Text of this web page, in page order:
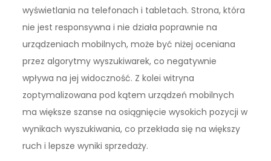
wyświetlania na telefonach i tabletach. Strona, która
nie jest responsywna i nie działa poprawnie na
urządzeniach mobilnych, może być niżej oceniana
przez algorytmy wyszukiwarek, co negatywnie
wpływa na jej widoczność. Z kolei witryna
zoptymalizowana pod kątem urządzeń mobilnych
ma większe szanse na osiągnięcie wysokich pozycji w
wynikach wyszukiwania, co przekłada się na większy
ruch i lepsze wyniki sprzedaży.